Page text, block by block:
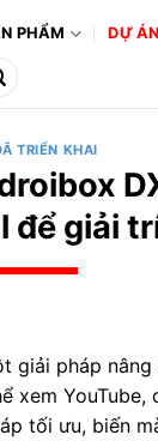
PHẨM DỰ
TRIỂN KHAI
để giải
giải pháp
xem
tối ưu, biến